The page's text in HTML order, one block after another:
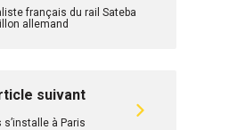
français du rail Sateba
allemand
suivant
s’installe à Paris